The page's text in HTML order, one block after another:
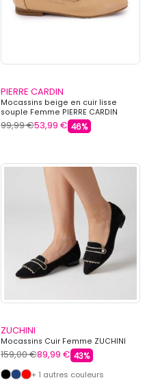
PIERRE CARDIN
Mocassins beige en cuir lisse
souple Femme PIERRE CARDIN
99,99 €53,99 € 46%
ZUCHINI
Mocassins Cuir Femme ZUCHINI
159,00 €89,99 € 43%
+ 1 autres couleurs